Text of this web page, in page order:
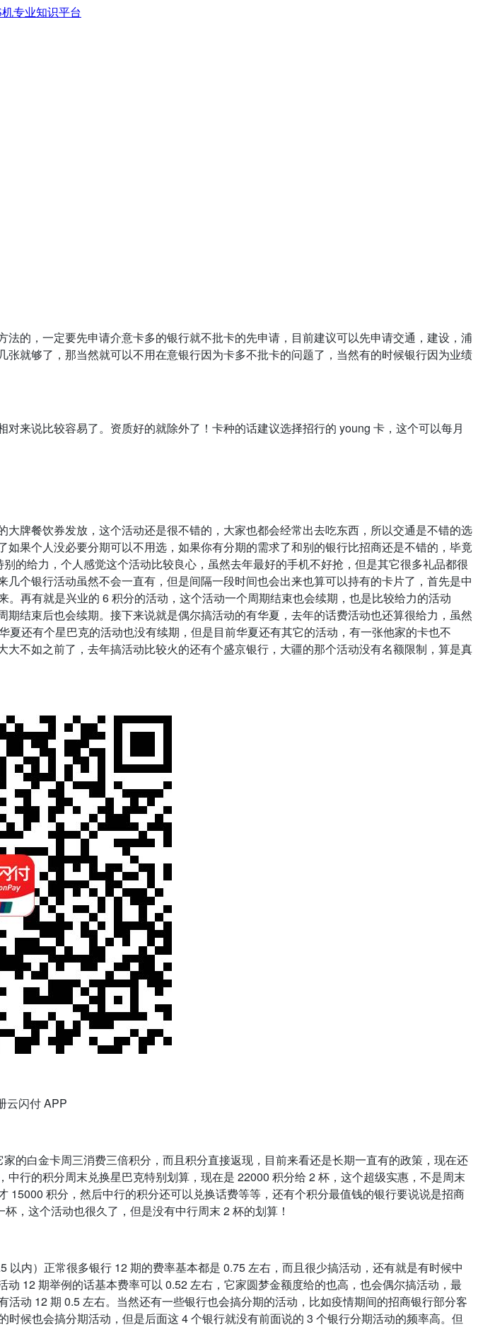
的，一定要先申请介意卡多的银行就不批卡的先申请，目前建议可以先申请交通，建设，浦
就够了，那当然就可以不用在意银行因为卡多不批卡的问题了，当然有的时候银行因为业绩
来说比较容易了。资质好的就除外了！卡种的话建议选择招行的 young 卡，这个可以每月
牌餐饮券发放，这个活动还是很不错的，大家也都会经常出去吃东西，所以交通是不错的选
果个人没必要分期可以不用选，如果你有分期的需求了和别的银行比招商还是不错的，毕竟
的给力，个人感觉这个活动比较良心，虽然去年最好的手机不好抢，但是其它很多礼品都很
个银行活动虽然不会一直有，但是间隔一段时间也会出来也算可以持有的卡片了，首先是中
再有就是兴业的 6 积分的活动，这个活动一个周期结束也会续期，也是比较给力的活动
结束后也会续期。接下来说就是偶尔搞活动的有华夏，去年的话费活动也还算很给力，虽然
还有个星巴克的活动也没有续期，但是目前华夏还有其它的活动，有一张他家的卡也不
不如之前了，去年搞活动比较火的还有个盛京银行，大疆的那个活动没有名额限制，算是真
云闪付 APP
的白金卡周三消费三倍积分，而且积分直接返现，目前来看还是长期一直有的政策，现在还
行的积分周末兑换星巴克特别划算，现在是 22000 积分给 2 杯，这个超级实惠，不是周末
积分，然后中行的积分还可以兑换话费等等，还有个积分最值钱的银行要说说是招商
，这个活动也很久了，但是没有中行周末 2 杯的划算！
内）正常很多银行 12 期的费率基本都是 0.75 左右，而且很少搞活动，还有就是有时候中
12 期举例的话基本费率可以 0.52 左右，它家圆梦金额度给的也高，也会偶尔搞活动，最
动 12 期 0.5 左右。当然还有一些银行也会搞分期的活动，比如疫情期间的招商银行部分客
候也会搞分期活动，但是后面这 4 个银行就没有前面说的 3 个银行分期活动的频率高。但